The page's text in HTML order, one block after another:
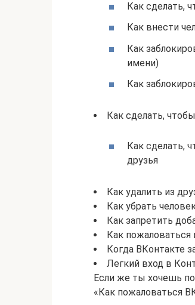
Как сделать,
Как внести
Как
имени)
Как
Как сделать,
Как сделать,
друзья
Как удалить из
Как убрать
Как запретить
Как пожаловаться
Когда ВКонтакте
Легкий вход в
Если же ты хочешь
«Как пожаловаться